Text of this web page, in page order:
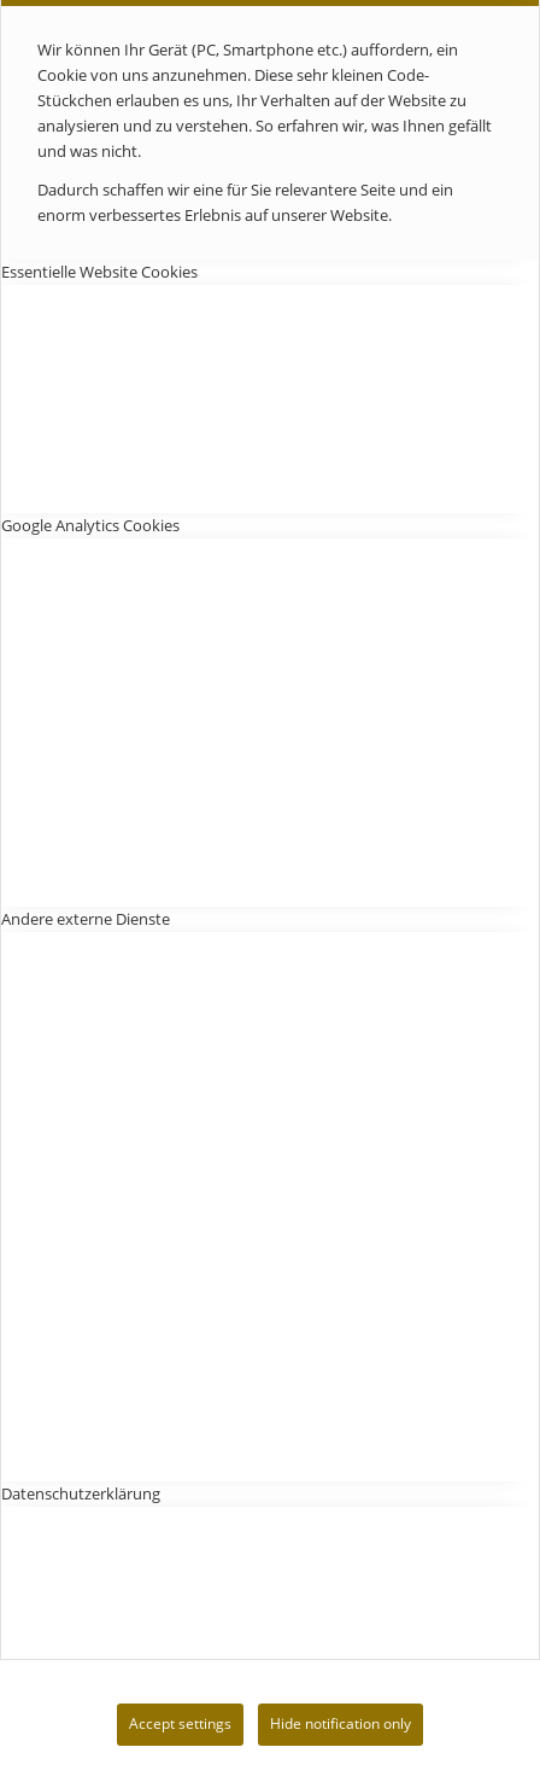
Wir können Ihr Gerät (PC, Smartphone etc.) auffordern, ein
Cookie von uns anzunehmen. Diese sehr kleinen Code-
Stückchen erlauben es uns, Ihr Verhalten auf der Website zu
analysieren und zu verstehen. So erfahren wir, was Ihnen gefällt
und was nicht.
Dadurch schaffen wir eine für Sie relevantere Seite und ein
enorm verbessertes Erlebnis auf unserer Website.
Essentielle Website Cookies
Google Analytics Cookies
Andere externe Dienste
Datenschutzerklärung
Accept settings Hide notification only